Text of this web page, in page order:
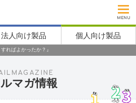
MENU
法人向け製品 個人向け製品
ればよかったか？』
マガ情報